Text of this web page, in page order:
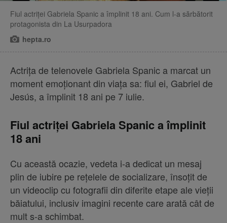
Fiul actriței Gabriela Spanic a împlinit 18 ani. Cum l-a sărbătorit
protagonista din La Usurpadora
hepta.ro
Actrița de telenovele Gabriela Spanic a marcat un
moment emoționant din viața sa: fiul ei, Gabriel de
Jesús, a împlinit 18 ani pe 7 iulie.
Fiul actriței Gabriela Spanic a împlinit
18 ani
Cu această ocazie, vedeta i-a dedicat un mesaj
plin de iubire pe rețelele de socializare, însoțit de
un videoclip cu fotografii din diferite etape ale vieții
băiatului, inclusiv imagini recente care arată cât de
mult s-a schimbat.